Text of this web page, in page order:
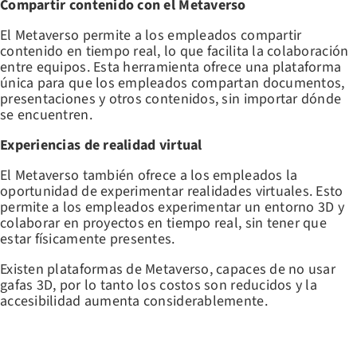
Compartir contenido con el Metaverso
El Metaverso permite a los empleados compartir
contenido en tiempo real, lo que facilita la colaboración
entre equipos. Esta herramienta ofrece una plataforma
única para que los empleados compartan documentos,
presentaciones y otros contenidos, sin importar dónde
se encuentren.
Experiencias de realidad virtual
El Metaverso también ofrece a los empleados la
oportunidad de experimentar realidades virtuales. Esto
permite a los empleados experimentar un entorno 3D y
colaborar en proyectos en tiempo real, sin tener que
estar físicamente presentes.
Existen plataformas de Metaverso, capaces de no usar
gafas 3D, por lo tanto los costos son reducidos y la
accesibilidad aumenta considerablemente.